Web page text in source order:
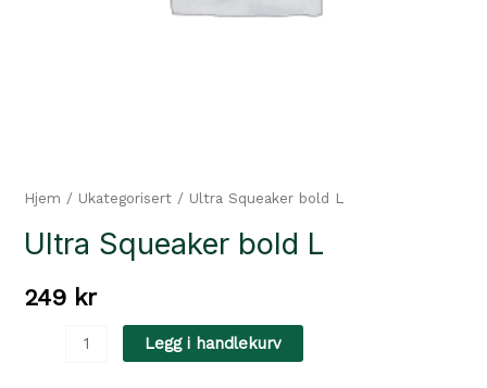
Hjem / Ukategorisert / Ultra Squeaker bold L
Ultra Squeaker bold L
249 kr
Legg i handlekurv